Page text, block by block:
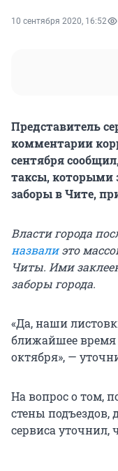
10 сентября 2020, 16:52
Представитель
комментарии
сентября
таксы, которыми
заборы в Чите,
Власти города
назвалиэто
Читы. Ими
заборы города.
«Да, наши
ближайшее время
октября», —
На вопрос о том,
стены подъездов,
сервиса уточнил,